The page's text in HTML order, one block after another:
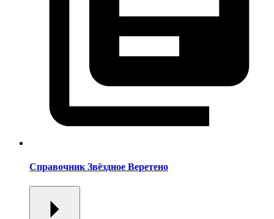
Справочник Звёздное Веретено